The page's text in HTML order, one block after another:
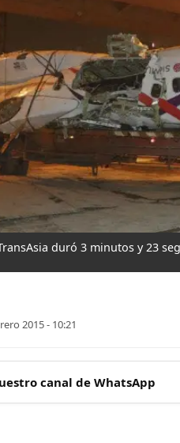
duró 3 minutos y 23
2015 - 10:21
canal de WhatsApp